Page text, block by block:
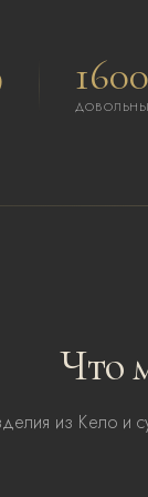
Что
из Кело и